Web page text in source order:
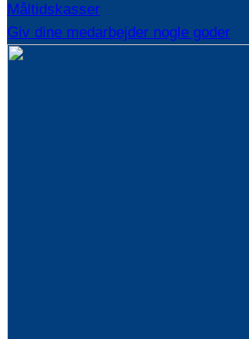
Måltidskasser
Giv dine medarbejder nogle goder